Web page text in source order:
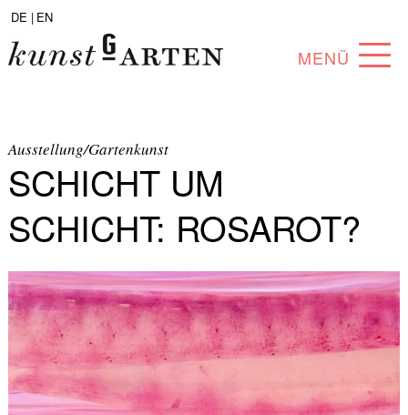
DE | EN
MENÜ
ABOUT
SAMMLUNG
KÜNSTLER*INNEN
PARTNER*INNEN
ANGEBOTE
Ausstellung/Gartenkunst
SCHICHT UM
SCHICHT: ROSAROT?